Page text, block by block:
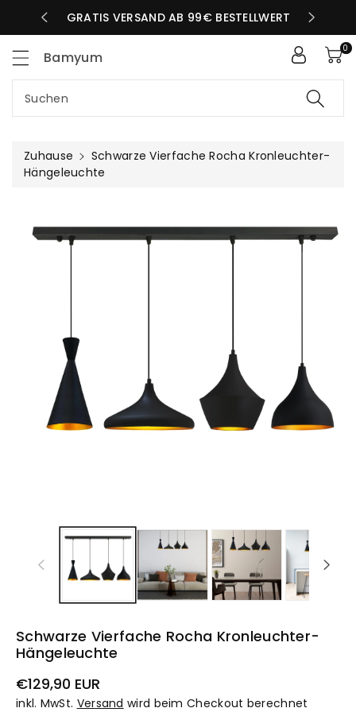
TAG GRATIS VERSAND AB 99€ BESTELLWERT
Bamyum
Suchen
0
Zuhause
Schwarze Vierfache Rocha Kronleuchter-
Hängeleuchte
Schwarze Vierfache Rocha Kronleuchter-
Hängeleuchte
Normaler
Preis
€129,90 EUR
inkl. MwSt. Versand wird beim Checkout berechnet